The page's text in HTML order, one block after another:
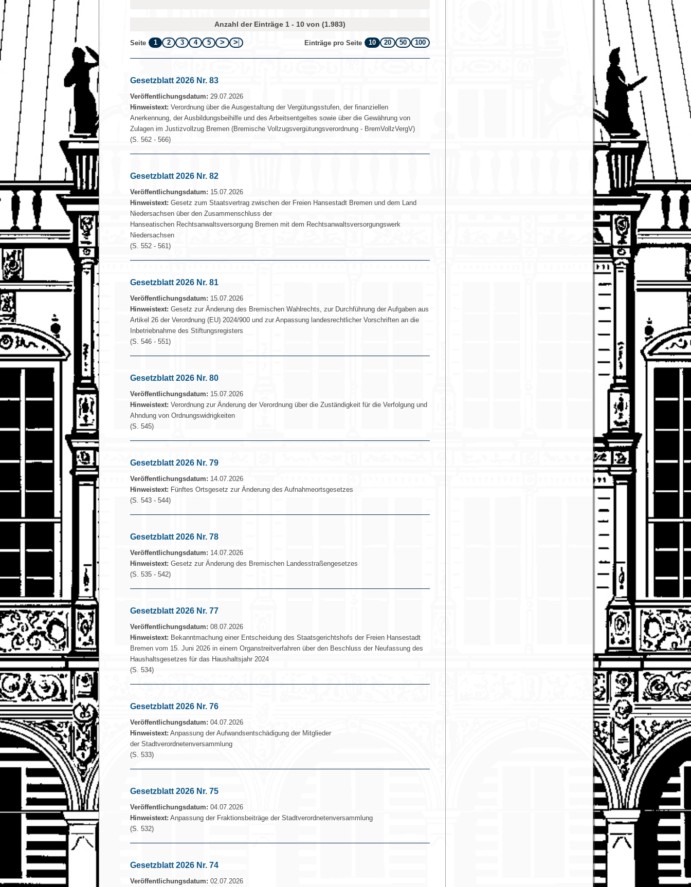
Anzahl der Einträge 1 - 10 von (1.983)
Seite 1 2 3 4 5 Einträge pro Seite 10 20 50 100
Gesetzblatt 2026 Nr. 83
Veröffentlichungsdatum: 29.07.2026
Hinweistext: Verordnung über die Ausgestaltung der Vergütungsstufen, der finanziellen
Anerkennung, der Ausbildungsbeihilfe und des Arbeitsentgeltes sowie über die Gewährung von
Zulagen im Justizvollzug Bremen (Bremische Vollzugsvergütungsverordnung - BremVollzVergV)
(S. 562 - 566)
Gesetzblatt 2026 Nr. 82
Veröffentlichungsdatum: 15.07.2026
Hinweistext: Gesetz zum Staatsvertrag zwischen der Freien Hansestadt Bremen und dem Land
Niedersachsen über den Zusammenschluss der
Hanseatischen Rechtsanwaltsversorgung Bremen mit dem Rechtsanwaltsversorgungswerk
Niedersachsen
(S. 552 - 561)
Gesetzblatt 2026 Nr. 81
Veröffentlichungsdatum: 15.07.2026
Hinweistext: Gesetz zur Änderung des Bremischen Wahlrechts, zur Durchführung der Aufgaben aus
Artikel 26 der Verordnung (EU) 2024/900 und zur Anpassung landesrechtlicher Vorschriften an die
Inbetriebnahme des Stiftungsregisters
(S. 546 - 551)
Gesetzblatt 2026 Nr. 80
Veröffentlichungsdatum: 15.07.2026
Hinweistext: Verordnung zur Änderung der Verordnung über die Zuständigkeit für die Verfolgung und
Ahndung von Ordnungswidrigkeiten
(S. 545)
Gesetzblatt 2026 Nr. 79
Veröffentlichungsdatum: 14.07.2026
Hinweistext: Fünftes Ortsgesetz zur Änderung des Aufnahmeortsgesetzes
(S. 543 - 544)
Gesetzblatt 2026 Nr. 78
Veröffentlichungsdatum: 14.07.2026
Hinweistext: Gesetz zur Änderung des Bremischen Landesstraßengesetzes
(S. 535 - 542)
Gesetzblatt 2026 Nr. 77
Veröffentlichungsdatum: 08.07.2026
Hinweistext: Bekanntmachung einer Entscheidung des Staatsgerichtshofs der Freien Hansestadt
Bremen vom 15. Juni 2026 in einem Organstreitverfahren über den Beschluss der Neufassung des
Haushaltsgesetzes für das Haushaltsjahr 2024
(S. 534)
Gesetzblatt 2026 Nr. 76
Veröffentlichungsdatum: 04.07.2026
Hinweistext: Anpassung der Aufwandsentschädigung der Mitglieder
der Stadtverordnetenversammlung
(S. 533)
Gesetzblatt 2026 Nr. 75
Veröffentlichungsdatum: 04.07.2026
Hinweistext: Anpassung der Fraktionsbeiträge der Stadtverordnetenversammlung
(S. 532)
Gesetzblatt 2026 Nr. 74
Veröffentlichungsdatum: 02.07.2026